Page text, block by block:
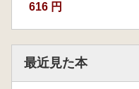
616 円
最近見た本